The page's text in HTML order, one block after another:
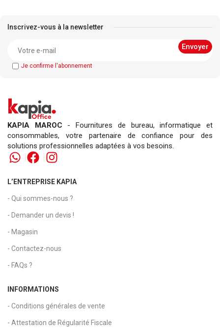
Inscrivez-vous à la newsletter
Je confirme l'abonnement
KAPIA MAROC - Fournitures de bureau, informatique et
consommables, votre partenaire de confiance pour des
solutions professionnelles adaptées à vos besoins.
L’ENTREPRISE KAPIA
- Qui sommes-nous ?
- Demander un devis !
- Magasin
- Contactez-nous
- FAQs ?
INFORMATIONS
- Conditions générales de vente
- Attestation de Régularité Fiscale